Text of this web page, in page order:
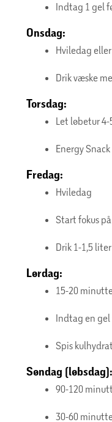
Indtag 1 gel
Onsdag:
Hviledag
Drik væske
Torsdag:
Let løbetur
Energy
Fredag:
Hviledag
Start fokus
Drik 1-1,5
Lørdag:
15-20
Indtag en
Spis
Søndag (løbsdag):
90-120
30-60